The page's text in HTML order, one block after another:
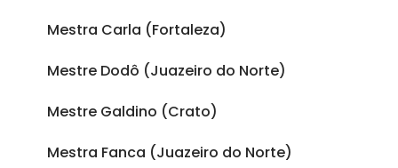
Mestra Carla (Fortaleza)
Mestre Dodô (Juazeiro do Norte)
Mestre Galdino (Crato)
Mestra Fanca (Juazeiro do Norte)